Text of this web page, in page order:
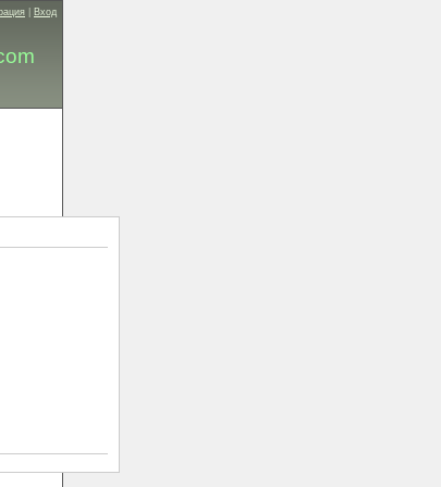
Вход